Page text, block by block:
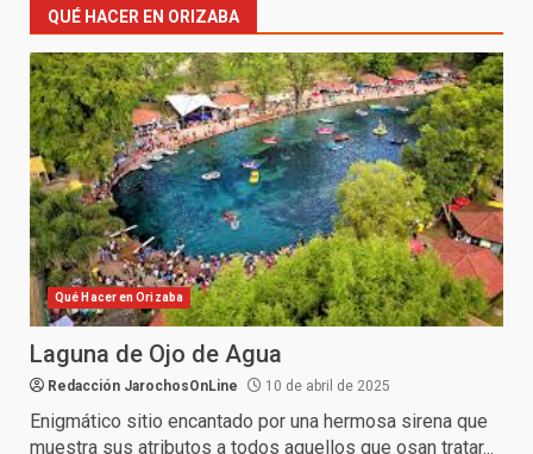
QUÉ HACER EN ORIZABA
Qué Hacer en Orizaba
Laguna de Ojo de Agua
Redacción JarochosOnLine 10 de abril de 2025
Enigmático sitio encantado por una hermosa sirena que
muestra sus atributos a todos aquellos que osan tratar...